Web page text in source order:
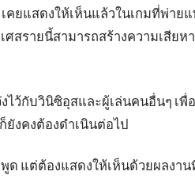
คยแสดงให้เห็นแล้วในเกมที่พ่าย
สรายนี้สามารถสร้างความเสียห
ไว้กับวินิซิอุสและผู้เล่นคนอื่นๆ เพื่
ยังคงต้องดำเนินต่อไป
ด แต่ต้องแสดงให้เห็นด้วยผลงาน